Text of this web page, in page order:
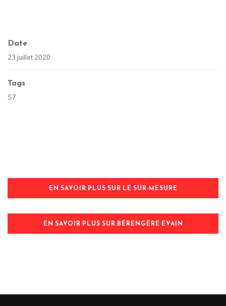
Date
23 juillet 2020
Tags
S7
EN SAVOIR PLUS SUR LE SUR-MESURE
EN SAVOIR PLUS SUR BÉRENGÈRE EVAIN